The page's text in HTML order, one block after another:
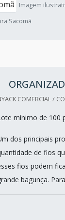
Imagem
Sacomã
COMERCIAL /
mínimo de 100
dos principais
de fios
fios podem
bagunça.